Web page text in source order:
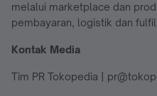
melalui marketplace dan
pembayaran, logistik dan
Kontak Media
Tim PR Tokopedia |